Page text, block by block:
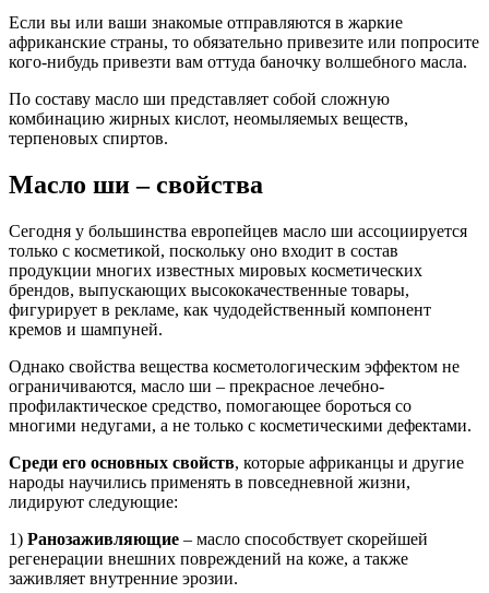
Если вы или ваши знакомые отправляются в жаркие
африканские страны, то обязательно привезите или попросите
кого-нибудь привезти вам оттуда баночку волшебного масла.
По составу масло ши представляет собой сложную
комбинацию жирных кислот, неомыляемых веществ,
терпеновых спиртов.
Масло ши – свойства
Сегодня у большинства европейцев масло ши ассоциируется
только с косметикой, поскольку оно входит в состав
продукции многих известных мировых косметических
брендов, выпускающих высококачественные товары,
фигурирует в рекламе, как чудодейственный компонент
кремов и шампуней.
Однако свойства вещества косметологическим эффектом не
ограничиваются, масло ши – прекрасное лечебно-
профилактическое средство, помогающее бороться со
многими недугами, а не только с косметическими дефектами.
Среди его основных свойств, которые африканцы и другие
народы научились применять в повседневной жизни,
лидируют следующие:
1) Ранозаживляющие – масло способствует скорейшей
регенерации внешних повреждений на коже, а также
заживляет внутренние эрозии.